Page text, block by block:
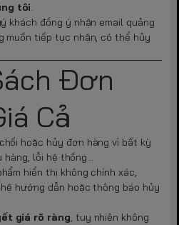
tôi.
khách đồng ý nhận email quảng
muốn tiếp tục nhận, có thể hủy
Đơn
Cả
hoặc hủy đơn hàng vì bất kỳ
lỗi hệ thống...
hiển thị không chính xác,
hướng dẫn hoặc thông báo hủy
giá rõ ràng, tuy nhiên không